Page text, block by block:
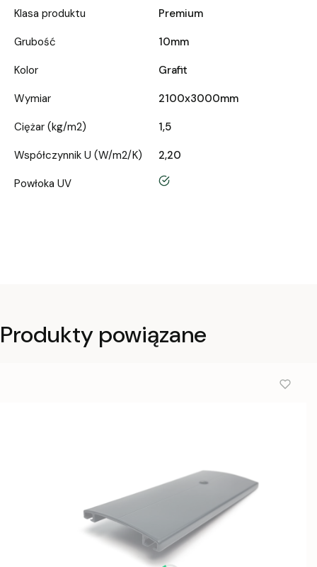
Klasa produktu
Premium
Grubość
10mm
Kolor
Grafit
Wymiar
2100x3000mm
Ciężar (kg/m2)
1,5
Współczynnik U (W/m2/K)
2,20
Powłoka UV
tak
Produkty powiązane